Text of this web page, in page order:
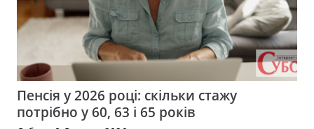
Пенсія у 2026 році: скільки стажу
потрібно у 60, 63 і 65 років